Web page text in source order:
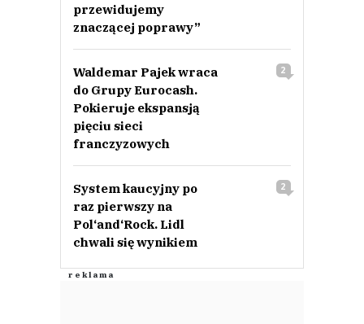
przewidujemy
znaczącej poprawy”
Waldemar Pajek wraca
do Grupy Eurocash.
Pokieruje ekspansją
pięciu sieci
franczyzowych
2
System kaucyjny po
raz pierwszy na
Pol‘and‘Rock. Lidl
chwali się wynikiem
2